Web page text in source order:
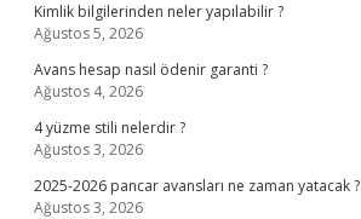
Kimlik bilgilerinden neler yapılabilir ?
Ağustos 5, 2026
Avans hesap nasıl ödenir garanti ?
Ağustos 4, 2026
4 yüzme stili nelerdir ?
Ağustos 3, 2026
2025-2026 pancar avansları ne zaman yatacak ?
Ağustos 3, 2026